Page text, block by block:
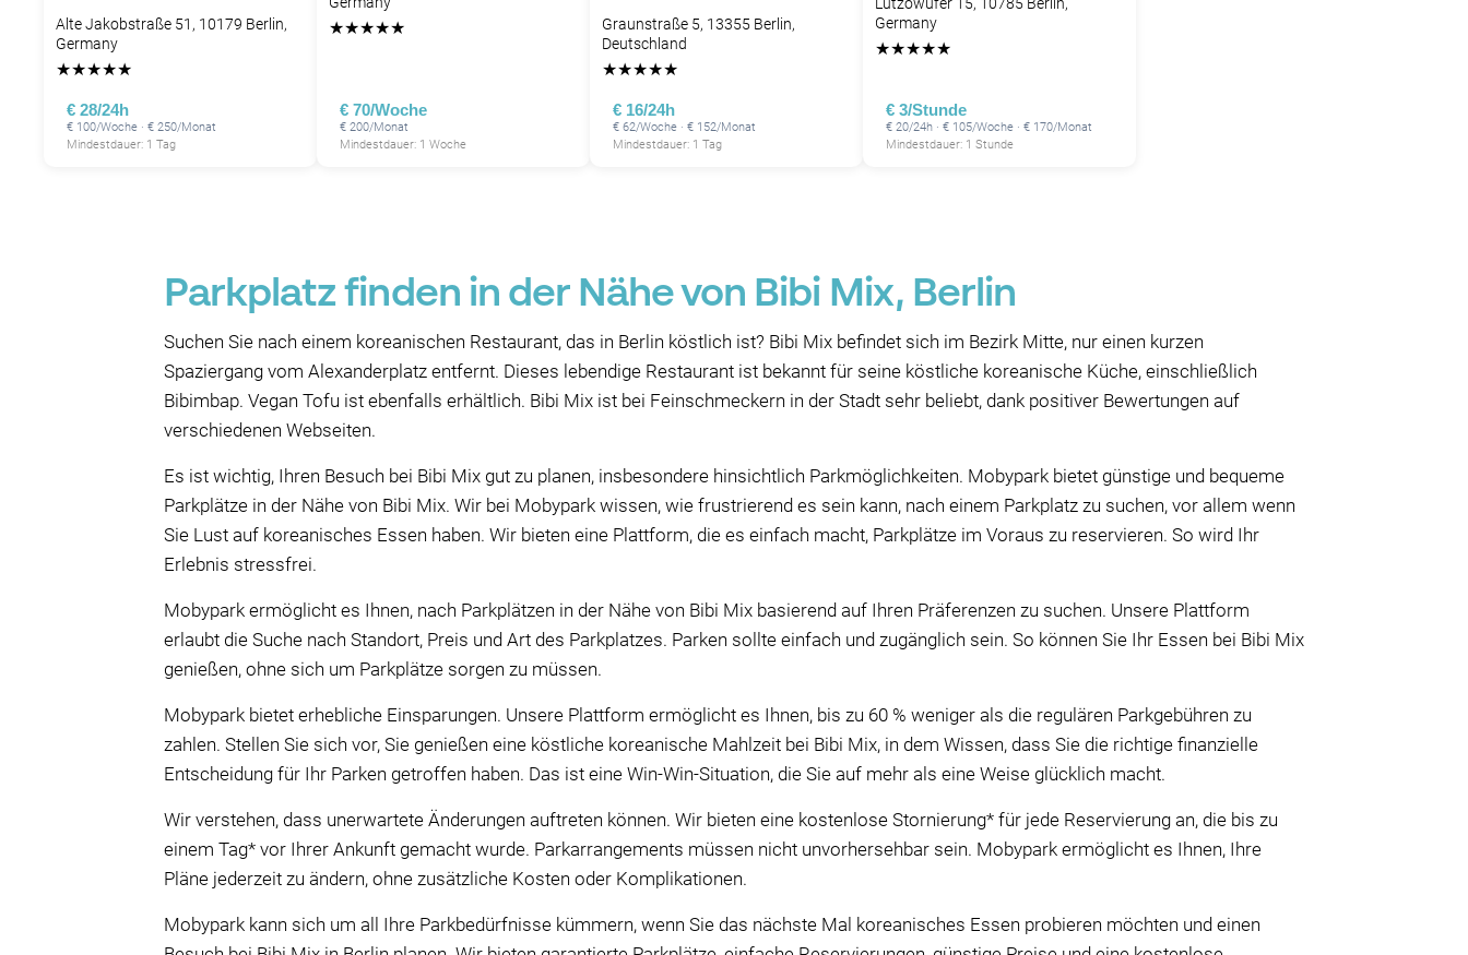
Alte Jakobstraße 51, 10179 Berlin,
Germany
★★★★★
€ 28/24h
€ 100/Woche · € 250/Monat
Mindestdauer: 1 Tag
★★★★★
€ 70/Woche
€ 200/Monat
Mindestdauer: 1 Woche
Graunstraße 5, 13355 Berlin,
Deutschland
★★★★★
€ 16/24h
€ 62/Woche · € 152/Monat
Mindestdauer: 1 Tag
Germany
★★★★★
€ 3/Stunde
€ 20/24h · € 105/Woche · € 170/Monat
Mindestdauer: 1 Stunde
Parkplatz finden in der Nähe von Bibi Mix, Berlin
Suchen Sie nach einem koreanischen Restaurant, das in Berlin köstlich ist? Bibi Mix befindet sich im Bezirk Mitte, nur einen kurzen
Spaziergang vom Alexanderplatz entfernt. Dieses lebendige Restaurant ist bekannt für seine köstliche koreanische Küche, einschließlich
Bibimbap. Vegan Tofu ist ebenfalls erhältlich. Bibi Mix ist bei Feinschmeckern in der Stadt sehr beliebt, dank positiver Bewertungen auf
verschiedenen Webseiten.
Es ist wichtig, Ihren Besuch bei Bibi Mix gut zu planen, insbesondere hinsichtlich Parkmöglichkeiten. Mobypark bietet günstige und bequeme
Parkplätze in der Nähe von Bibi Mix. Wir bei Mobypark wissen, wie frustrierend es sein kann, nach einem Parkplatz zu suchen, vor allem wenn
Sie Lust auf koreanisches Essen haben. Wir bieten eine Plattform, die es einfach macht, Parkplätze im Voraus zu reservieren. So wird Ihr
Erlebnis stressfrei.
Mobypark ermöglicht es Ihnen, nach Parkplätzen in der Nähe von Bibi Mix basierend auf Ihren Präferenzen zu suchen. Unsere Plattform
erlaubt die Suche nach Standort, Preis und Art des Parkplatzes. Parken sollte einfach und zugänglich sein. So können Sie Ihr Essen bei Bibi Mix
genießen, ohne sich um Parkplätze sorgen zu müssen.
Mobypark bietet erhebliche Einsparungen. Unsere Plattform ermöglicht es Ihnen, bis zu 60 % weniger als die regulären Parkgebühren zu
zahlen. Stellen Sie sich vor, Sie genießen eine köstliche koreanische Mahlzeit bei Bibi Mix, in dem Wissen, dass Sie die richtige finanzielle
Entscheidung für Ihr Parken getroffen haben. Das ist eine Win-Win-Situation, die Sie auf mehr als eine Weise glücklich macht.
Wir verstehen, dass unerwartete Änderungen auftreten können. Wir bieten eine kostenlose Stornierung* für jede Reservierung an, die bis zu
einem Tag* vor Ihrer Ankunft gemacht wurde. Parkarrangements müssen nicht unvorhersehbar sein. Mobypark ermöglicht es Ihnen, Ihre
Pläne jederzeit zu ändern, ohne zusätzliche Kosten oder Komplikationen.
Mobypark kann sich um all Ihre Parkbedürfnisse kümmern, wenn Sie das nächste Mal koreanisches Essen probieren möchten und einen